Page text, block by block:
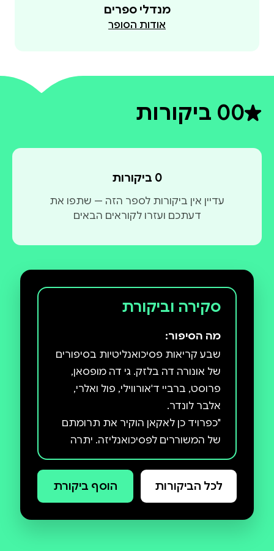
מנדלי ספרים
אודות הסופר
0דירוג ממוצע 0 מתוך 5
0 ביקורות
0 ביקורות
עדיין אין ביקורות לספר הזה — שתפו את
דעתכם ועזרו לקוראים הבאים
סקירה וביקורת
מה הסיפור:
שבע קריאות פסיכואנליטיות בסיפורים
של אונורה דה בלזק. גי דה מופסאן,
פרוסט, ברביי ד'אורווילי, פול ואלרי,
"כפרויד כן לאקאן הוקיר את תרומתם
של המשוררים לפסיכואנליזה. יתרה
מכך, בהוראתו האחרונה הוא מציג את
הקשר בין פסיכואנליזה ושירה והשימוש
ששתיהן עושות בכפל משמעות, פשט
לכל הביקורות הוסף ביקורת